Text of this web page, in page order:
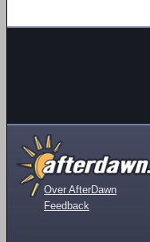
Over AfterDawn
Feedback